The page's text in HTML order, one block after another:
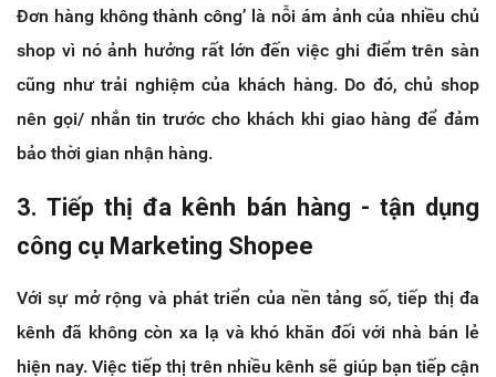
Đơn hàng không thành công’ là nỗi ám ảnh của nhiều chủ
shop vì nó ảnh hưởng rất lớn đến việc ghi điểm trên sàn
cũng như trải nghiệm của khách hàng. Do đó, chủ shop
nên gọi/ nhắn tin trước cho khách khi giao hàng để đảm
bảo thời gian nhận hàng.
3. Tiếp thị đa kênh bán hàng - tận dụng
công cụ Marketing Shopee
Với sự mở rộng và phát triển của nền tảng số, tiếp thị đa
kênh đã không còn xa lạ và khó khăn đối với nhà bán lẻ
hiện nay. Việc tiếp thị trên nhiều kênh sẽ giúp bạn tiếp cận